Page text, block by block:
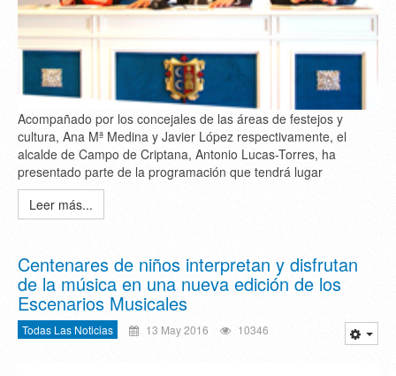
Acompañado por los concejales de las áreas de festejos y
cultura, Ana Mª Medina y Javier López respectivamente, el
alcalde de Campo de Criptana, Antonio Lucas-Torres, ha
presentado parte de la programación que tendrá lugar
Leer más...
Centenares de niños interpretan y disfrutan
de la música en una nueva edición de los
Escenarios Musicales
Todas Las Noticias 13 May 2016 10346